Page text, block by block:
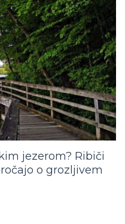
jezerom? Ribiči
o grozljivem